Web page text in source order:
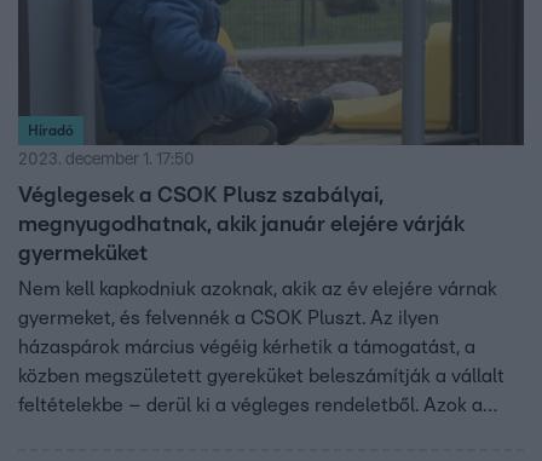
Híradó
2023. december 1. 17:50
Véglegesek a CSOK Plusz szabályai,
megnyugodhatnak, akik január elejére várják
gyermeküket
Nem kell kapkodniuk azoknak, akik az év elejére várnak
gyermeket, és felvennék a CSOK Pluszt. Az ilyen
házaspárok március végéig kérhetik a támogatást, a
közben megszületett gyereküket beleszámítják a vállalt
feltételekbe – derül ki a végleges rendeletből. Azok a